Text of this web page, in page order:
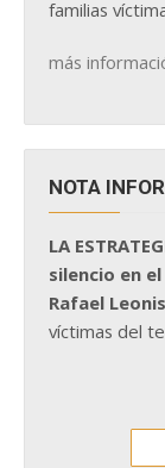
familias
más
NOTA
LA
silencio en
Rafael
víctimas del